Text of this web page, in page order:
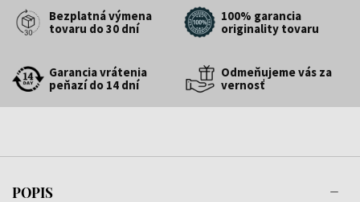
Bezplatná výmena
tovaru do 30 dní
100% garancia
originality tovaru
Garancia vrátenia
peňazí do 14 dní
Odmeňujeme vás za
vernosť
POPIS